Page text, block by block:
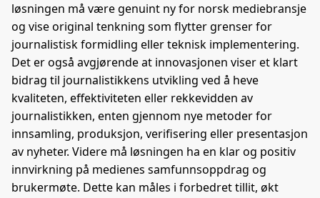
løsningen må være genuint ny for norsk mediebransje
og vise original tenkning som flytter grenser for
journalistisk formidling eller teknisk implementering.
Det er også avgjørende at innovasjonen viser et klart
bidrag til journalistikkens utvikling ved å heve
kvaliteten, effektiviteten eller rekkevidden av
journalistikken, enten gjennom nye metoder for
innsamling, produksjon, verifisering eller presentasjon
av nyheter. Videre må løsningen ha en klar og positiv
innvirkning på medienes samfunnsoppdrag og
brukermøte. Dette kan måles i forbedret tillit, økt